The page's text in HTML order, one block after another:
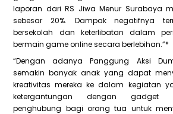
laporan dari RS Jiwa Menur Surabaya
sebesar 20%. Dampak negatifnya
bersekolah dan keterlibatan dalam
bermain game online secara berlebihan.”*
“Dengan adanya Panggung Aksi
semakin banyak anak yang dapat
kreativitas mereka ke dalam kegiatan
ketergantungan dengan gadget
penghubung bagi orang tua untuk